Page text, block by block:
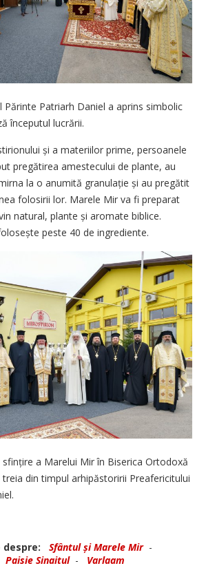
Părinte Patriarh Daniel a aprins simbolic
începutul lucrării.
și a materiilor prime, persoanele
pregătirea amestecului de plante, au
la o anumită granulație și au pregătit
folosirii lor. Marele Mir va fi preparat
natural, plante și aromate biblice.
peste 40 de ingrediente.
a Marelui Mir în Biserica Ortodoxă
din timpul arhipăstoririi Preafericitului
Sfântul și Marele Mir-
Paisie Sinaitul- Varlaam